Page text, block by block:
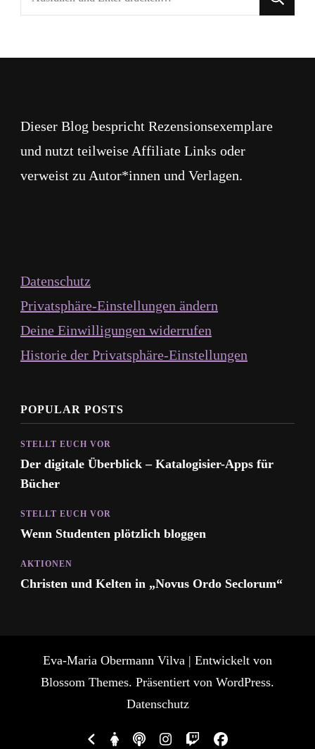
du
Dieser Blog bespricht Rezensionsexemplare
und nutzt teilweise Affiliate Links oder
verweist zu Autor*innen und Verlagen.
Datenschutz
Privatsphäre-Einstellungen ändern
Deine Einwilligungen widerrufen
Historie der Privatsphäre-Einstellungen
POPULAR POSTS
STELLT EUCH VOR
Der digitale Überblick – Katalogisier-Apps für
Bücher
STELLT EUCH VOR
Wenn Studenten plötzlich bloggen
AKTIONEN
Christen und Kelten in „Novus Ordo Seclorum“
Eva-Maria Obermann Vilva | Entwickelt von
Blossom Themes. Präsentiert von WordPress.
Datenschutz